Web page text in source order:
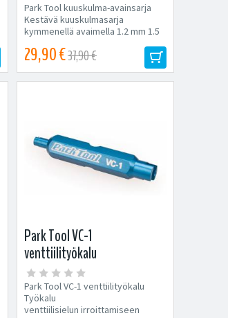
Park Tool kuuskulma-avainsarja
Kestävä kuuskulmasarja
kymmenellä avaimella 1.2 mm 1.5
29,90 €37,90 €
Park Tool VC-1
venttiilityökalu
Park Tool VC-1 venttiilityökalu
Työkalu
venttiilisielun irroittamiseen